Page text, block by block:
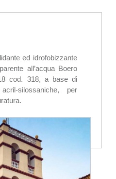
ed idrofobizzante
all’acqua Boero
cod. 318, a base di
silossaniche, per